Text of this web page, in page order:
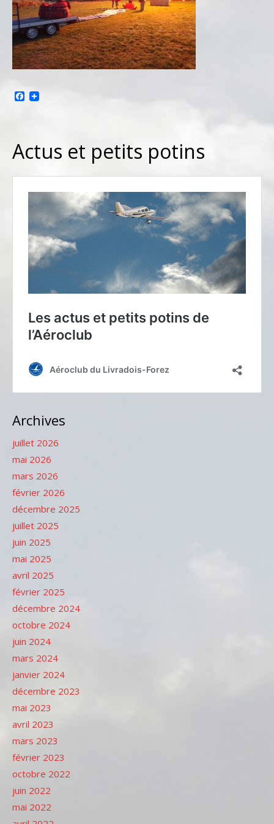
Facebook
Actus et petits potins
Archives
juillet 2026
mai 2026
mars 2026
février 2026
décembre 2025
juillet 2025
juin 2025
mai 2025
avril 2025
février 2025
décembre 2024
octobre 2024
juin 2024
mars 2024
janvier 2024
décembre 2023
mai 2023
avril 2023
mars 2023
février 2023
octobre 2022
juin 2022
mai 2022